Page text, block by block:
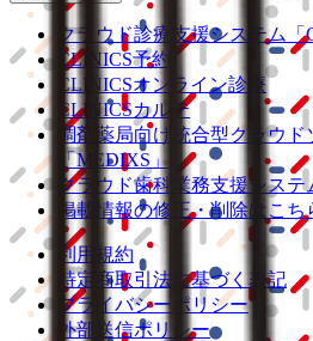
クラウド診療 支援システム
CLINICS予約
CLINICSオンライン診療
CLINICSカルテ
調剤薬局向け統合型クラウ
「MEDIXS」
クラウド歯科業務支援システ
掲載情報の修正・削除はこち
利用規約
特定商取引法に基づく表記
プライバシーポリシー
外部送信ポリシー